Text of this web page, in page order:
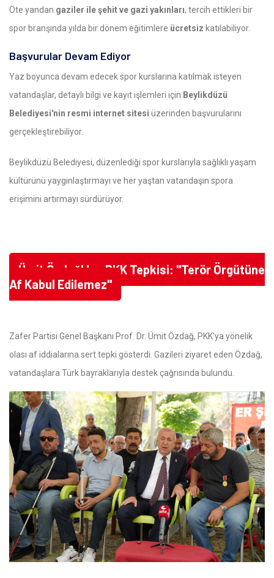
Öte yandan gaziler ile şehit ve gazi yakınları, tercih ettikleri bir
spor branşında yılda bir dönem eğitimlere ücretsiz katılabiliyor.
Başvurular Devam Ediyor
Yaz boyunca devam edecek spor kurslarına katılmak isteyen
vatandaşlar, detaylı bilgi ve kayıt işlemleri için Beylikdüzü
Belediyesi'nin resmi internet sitesi üzerinden başvurularını
gerçekleştirebiliyor.
Beylikdüzü Belediyesi, düzenlediği spor kurslarıyla sağlıklı yaşam
kültürünü yaygınlaştırmayı ve her yaştan vatandaşın spora
erişimini artırmayı sürdürüyor.
Ümit Özdağ'dan PKK Tepkisi: "Terör Örgütüne
Af Kabul Edilemez"
Zafer Partisi Genel Başkanı Prof. Dr. Ümit Özdağ, PKK'ya yönelik
olası af iddialarına sert tepki gösterdi. Gazileri ziyaret eden Özdağ,
vatandaşlara Türk bayraklarıyla destek çağrısında bulundu.